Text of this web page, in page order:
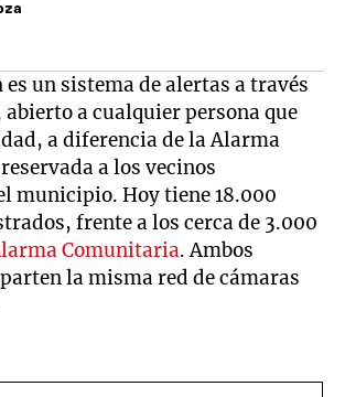
es un sistema de alertas a través
abierto a cualquier persona que
a diferencia de la Alarma
a los vecinos
municipio. Hoy tiene 18.000
frente a los cerca de 3.000
Comunitaria. Ambos
la misma red de cámaras